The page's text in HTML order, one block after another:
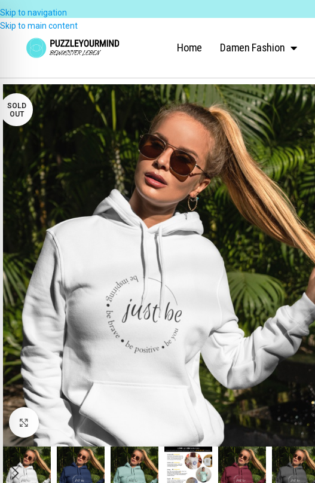
Skip to navigation
Skip to main content
Home Damen Fashion
SOLD
OUT
Click to enlarge